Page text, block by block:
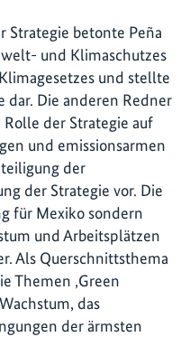
Strategie betonte Peña
und Klimaschutzes
und stellte
dar. Die anderen Redner
der Strategie auf
und emissionsarmen
der
der Strategie vor. Die
für Mexiko sondern
und Arbeitsplätzen
Als Querschnittsthema
Themen ‚Green
das
der ärmsten